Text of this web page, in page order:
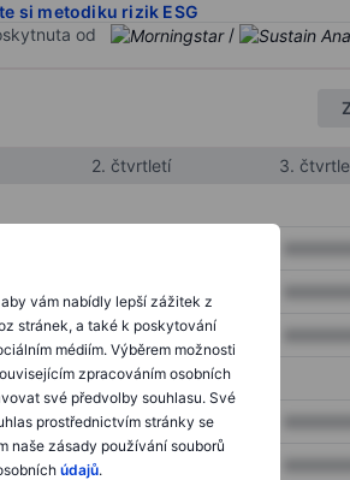
vám nabídly lepší zážitek z
stránek, a také k poskytování
médiím. Výběrem možnosti
zpracováním osobních
své předvolby souhlasu. Své
prostřednictvím stránky se
naše zásady používání souborů
údajů.
si metodiku rizik ESG
od
/
2. čtvrtletí 3.
XXXXXXX
XXXXXXX
XXXXXXX
XXXXXXX